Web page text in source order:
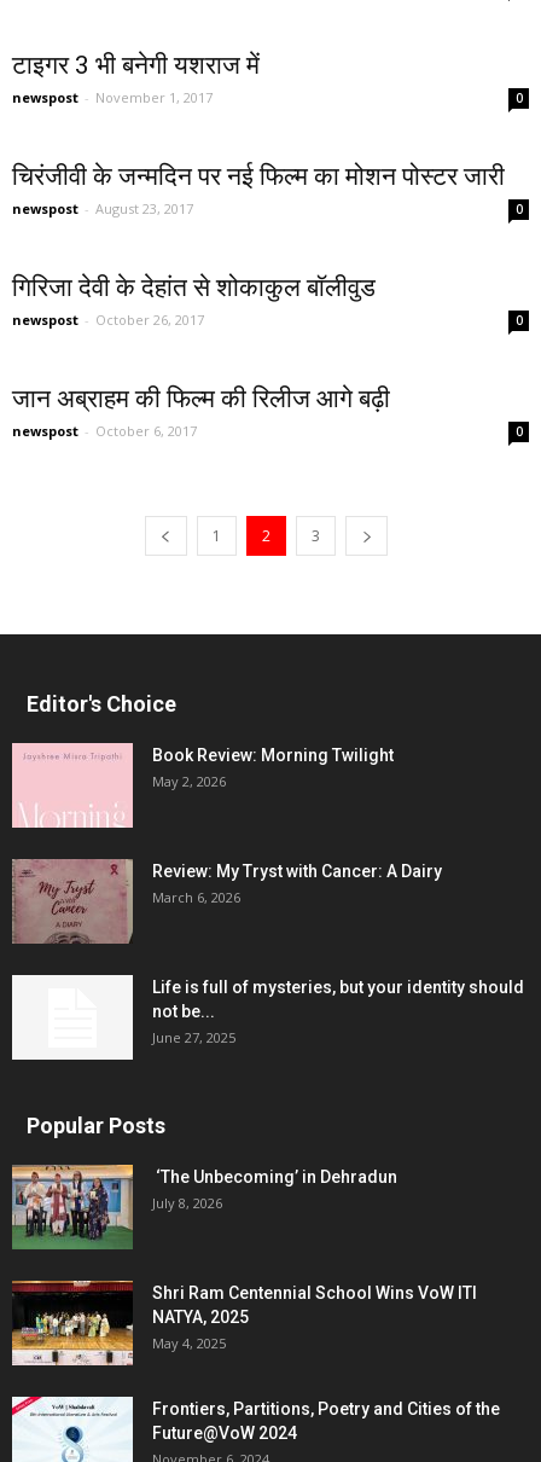
टाइगर 3 भी बनेगी यशराज में
newspost - November 1, 2017 0
चिरंजीवी के जन्मदिन पर नई फिल्म का मोशन पोस्टर जारी
newspost - August 23, 2017 0
गिरिजा देवी के देहांत से शोकाकुल बाॅलीवुड
newspost - October 26, 2017 0
जान अब्राहम की फिल्म की रिलीज आगे बढ़ी
newspost - October 6, 2017 0
1 2 3
Editor's Choice
Book Review: Morning Twilight
May 2, 2026
Review: My Tryst with Cancer: A Dairy
March 6, 2026
Life is full of mysteries, but your identity should
not be...
June 27, 2025
Popular Posts
‘The Unbecoming’ in Dehradun
July 8, 2026
Shri Ram Centennial School Wins VoW ITI
NATYA, 2025
May 4, 2025
Frontiers, Partitions, Poetry and Cities of the
Future@VoW 2024